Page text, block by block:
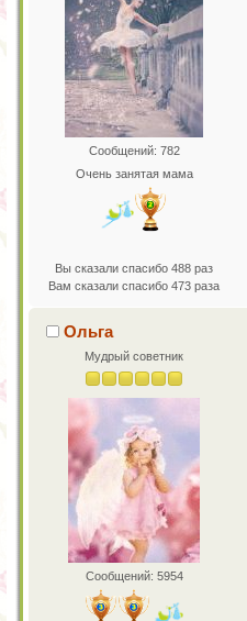
Сообщений: 782
Очень занятая мама
Вы сказали спасибо 488 раз
Вам сказали спасибо 473 раза
Ольга
Мудрый советник
Сообщений: 5954